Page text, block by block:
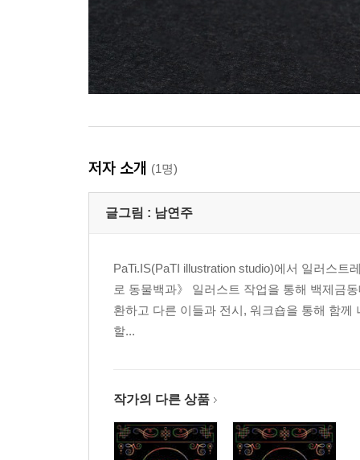
저자 소개 (1명)
글그림 : 남연주
PaTi.IS(PaTI illustration studio)에서 일러스
로 동물백과》 일러스트 작업을 통해 백제금
환하고 다른 이들과 전시, 워크숍을 통해 함
할...
작가의 다른 상품